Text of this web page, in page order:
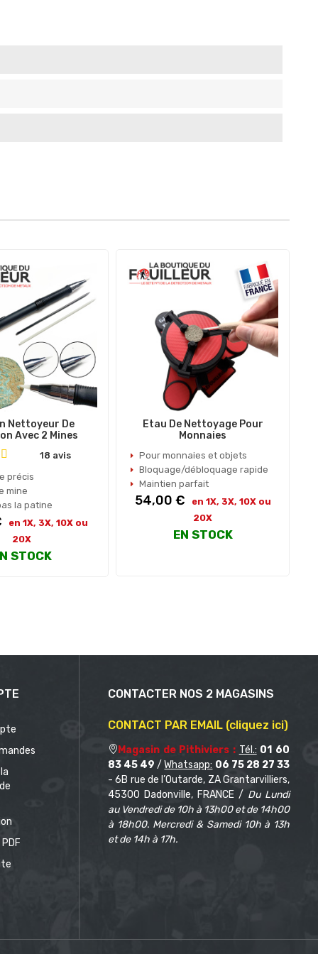
Nettoyeur De
Avec 2 Mines
18 avis
précis
mine
la patine
en 1X, 3X, 10X ou
20X
STOCK
Etau De Nettoyage Pour
Monnaies
Pour monnaies et objets
Bloquage/débloquage rapide
Maintien parfait
Prix
54,00 €
en 1X, 3X, 10X ou
20X
EN STOCK
CONTACTER NOS 2 MAGASINS
CONTACT PAR EMAIL (cliquez ici)
Magasin de Pithiviers : Tél.: 01 60
83 45 49 /Whatsapp: 06 75 28 27 33
- 6B rue de l’Outarde, ZA Grantarvilliers,
45300 Dadonville, FRANCE / Du Lundi
au Vendredi de 10h à 13h00 et de 14h00
à 18h00. Mercredi & Samedi 10h à 13h
et de 14h à 17h.